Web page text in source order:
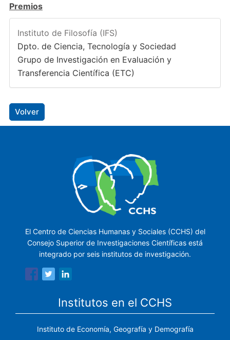
Premios
Instituto de Filosofía (IFS)
Dpto. de Ciencia, Tecnología y Sociedad
Grupo de Investigación en Evaluación y
Transferencia Científica (ETC)
Volver
El Centro de Ciencias Humanas y Sociales (CCHS) del
Consejo Superior de Investigaciones Científicas está
integrado por seis institutos de investigación.
Institutos en el CCHS
Instituto de Economía, Geografía y Demografía